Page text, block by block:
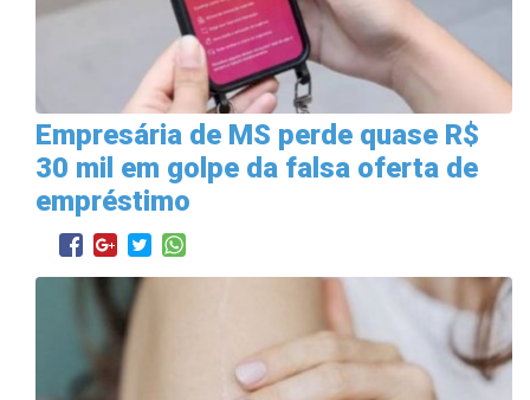
Empresária de MS perde quase R$
30 mil em golpe da falsa oferta de
empréstimo